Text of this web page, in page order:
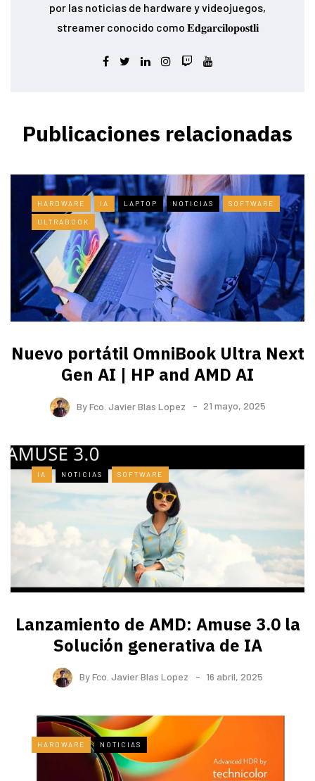
por las noticias de hardware y videojuegos,
streamer conocido como 𝐄𝐝𝐠𝐚𝐫𝐜𝐢𝐥𝐨𝐩𝐨𝐬𝐭𝐥𝐢
Publicaciones relacionadas
HARDWARE IA LAPTOP NOTICIAS SOFTWARE
ULTRABOOK
Nuevo portátil OmniBook Ultra ​Next
Gen AI | HP and AMD AI
ByFco. Javier Blas Lopez 21 mayo, 2025
IA NOTICIAS SOFTWARE
Lanzamiento de AMD: Amuse 3.0 la
Solución generativa de IA
ByFco. Javier Blas Lopez 16 abril, 2025
HARDWARE NOTICIAS